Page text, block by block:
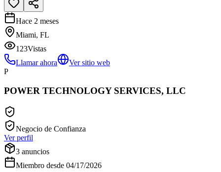
Hace 2 meses
Miami, FL
123Vistas
Llamar ahora
Ver sitio web
P
POWER TECHNOLOGY SERVICES, LLC
Negocio de Confianza
Ver perfil
3 anuncios
Miembro desde 04/17/2026